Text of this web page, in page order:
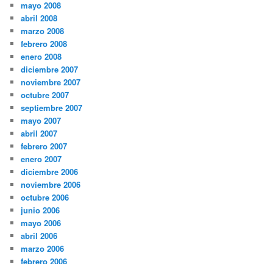
mayo 2008
abril 2008
marzo 2008
febrero 2008
enero 2008
diciembre 2007
noviembre 2007
octubre 2007
septiembre 2007
mayo 2007
abril 2007
febrero 2007
enero 2007
diciembre 2006
noviembre 2006
octubre 2006
junio 2006
mayo 2006
abril 2006
marzo 2006
febrero 2006